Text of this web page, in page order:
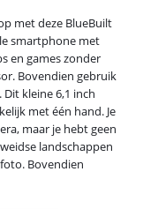
met deze BlueBuilt
smartphone met
en games zonder
Bovendien gebruik
kleine 6,1 inch
met één hand. Je
maar je hebt geen
landschappen
Bovendien